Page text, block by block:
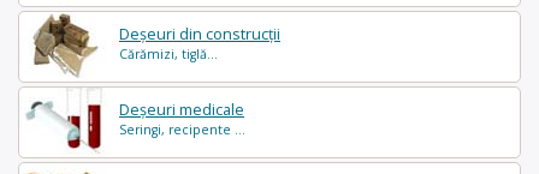
Deșeuri din construcții
Cărămizi, tiglă...
Deșeuri medicale
Seringi, recipente ...